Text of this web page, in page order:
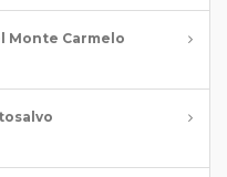
Monte Carmelo